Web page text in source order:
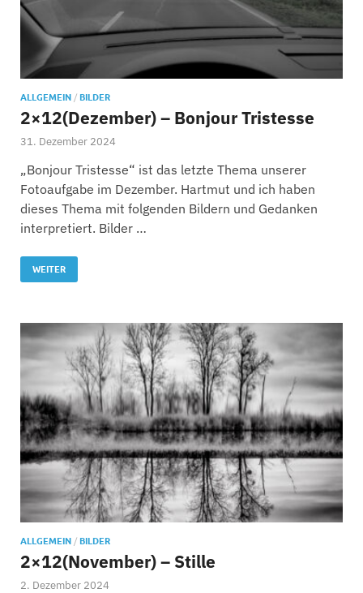
ALLGEMEIN / BILDER
2×12(Dezember) – Bonjour Tristesse
31. Dezember 2024
„Bonjour Tristesse“ ist das letzte Thema unserer
Fotoaufgabe im Dezember. Hartmut und ich haben
dieses Thema mit folgenden Bildern und Gedanken
interpretiert. Bilder …
WEITER
ALLGEMEIN / BILDER
2×12(November) – Stille
2. Dezember 2024